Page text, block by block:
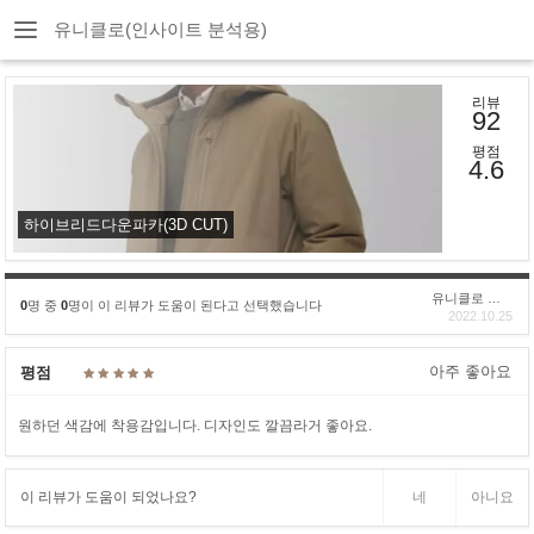
유니클로(인사이트 분석용)
하이브리드다운파카(3D CUT)
리뷰
92
평점
4.6
0명 중 0명이 이 리뷰가 도움이 된다고 선택했습니다
2022.10.25
평점 아주 좋아요
원하던 색감에 착용감입니다. 디자인도 깔끔라거 좋아요.
이 리뷰가 도움이 되었나요? 네 아니요